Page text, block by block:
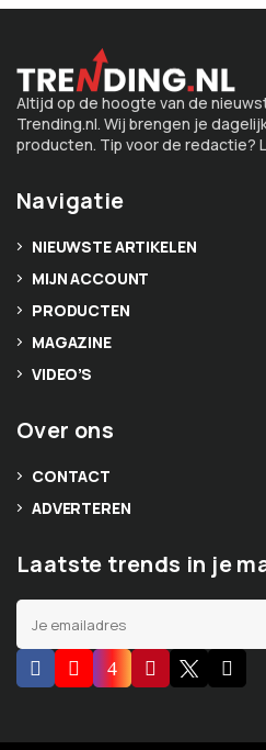
Altijd op de hoogte van de
Trending.nl. Wij brengen je
producten. Tip voor de redactie?
Navigatie
NIEUWSTE ARTIKELEN
MIJN ACCOUNT
PRODUCTEN
MAGAZINE
VIDEO’S
Over ons
CONTACT
ADVERTEREN
Laatste trends in je